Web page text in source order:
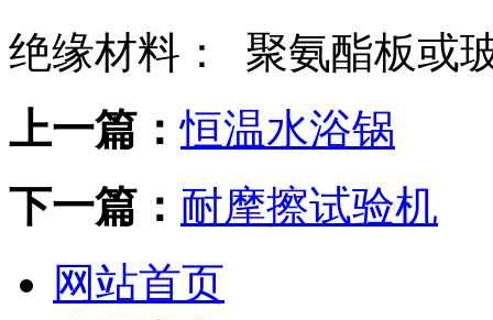
绝缘材料：
聚氨酯板或
上一篇：恒温水浴锅
下一篇： 耐摩擦试验机
网站首页